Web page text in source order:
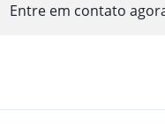
Entre em contato